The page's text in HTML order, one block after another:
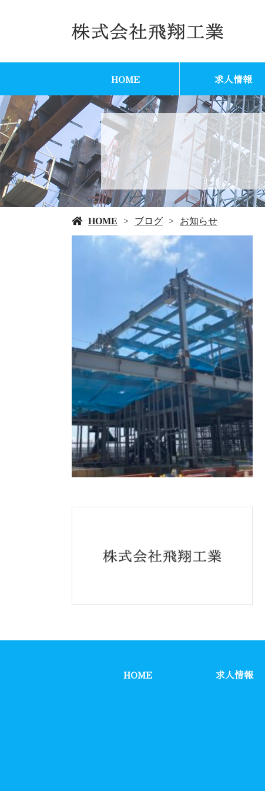
HOME 求人情報
HOME ブログ お知らせ
HOME 求人情報